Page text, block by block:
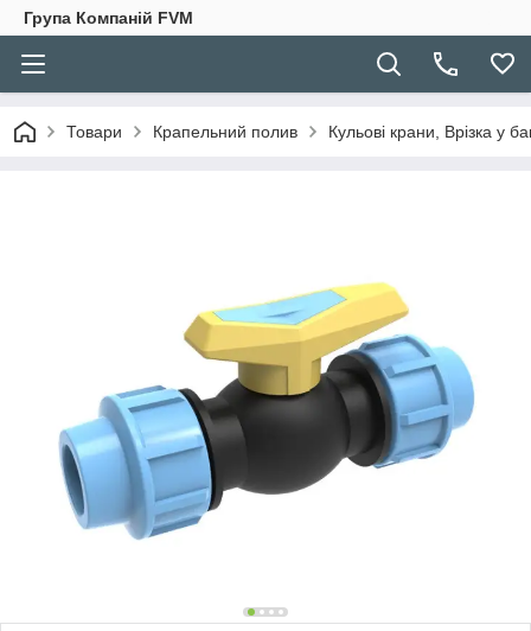
Група Компаній FVM
Товари Крапельний полив Кульові крани, Врізка у